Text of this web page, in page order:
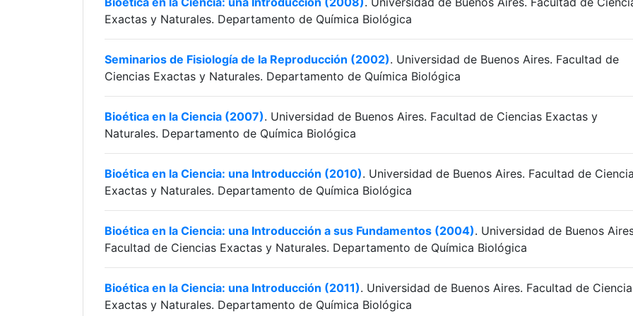
Exactas y Naturales. Departamento de Química Biológica
Seminarios de Fisiología de la Reproducción (2002). Universidad de Buenos Aires. Facultad de
Ciencias Exactas y Naturales. Departamento de Química Biológica
Bioética en la Ciencia (2007). Universidad de Buenos Aires. Facultad de Ciencias Exactas y
Naturales. Departamento de Química Biológica
Bioética en la Ciencia: una Introducción (2010). Universidad de Buenos Aires. Facultad de
Exactas y Naturales. Departamento de Química Biológica
Bioética en la Ciencia: una Introducción a sus Fundamentos (2004). Universidad de Buenos
Facultad de Ciencias Exactas y Naturales. Departamento de Química Biológica
Bioética en la Ciencia: una Introducción (2011). Universidad de Buenos Aires. Facultad de
Exactas y Naturales. Departamento de Química Biológica